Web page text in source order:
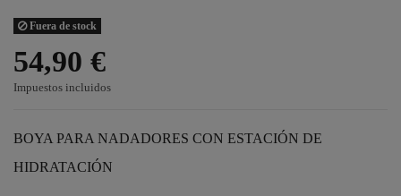
Fuera de stock
54,90 €
Impuestos incluidos
BOYA PARA NADADORES CON ESTACIÓN DE
HIDRATACIÓN